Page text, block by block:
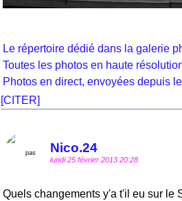
Le répertoire dédié dans la galerie
Toutes les photos en haute
Photos en direct, envoyées depuis
[CITER]
Nico.24
lundi 25 février 2013 20:28
Quels changements y'a t'il eu sur le